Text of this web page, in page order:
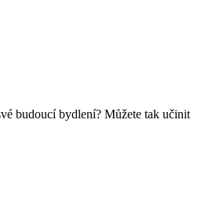
budoucí bydlení? Můžete tak učinit